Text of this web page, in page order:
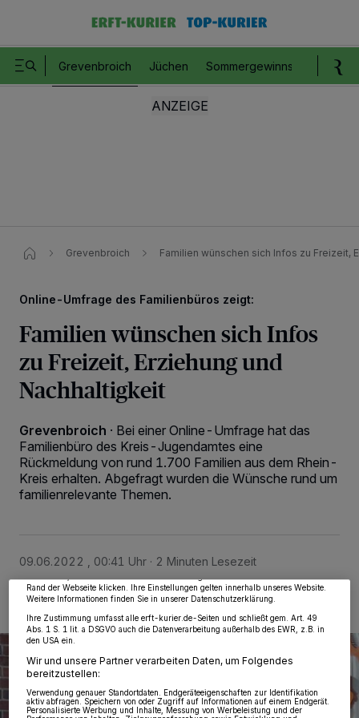
Grevenbroich Jüchen Sommergewinnspiel
Grevenbroich Familien wünschen sich Infos zu Freizeit,
Online-Umfrage des Familienbüros zeigt:
Familien wünschen sich Infos
zu Freizeit, Erziehung und
Nachhaltigkeit
Grevenbroich · Bei einer Online-Umfrage hat das
Familienbüro des Kreis-Jugendamtes eine
Rückmeldung von rund 1.700 Familien aus dem Rhein-
Kreis erhalten. Abgefragt wurden die Wünsche rund um
familienrelevante Themen.
09.06.2022 , 00:41 Uhr 2 Minuten Lesezeit
Wir und unsere218 -Partner speichern und greifen auf personenbezogene Daten
wieder aufrufen, um Ihre Einstellungen zu ändern oder Ihre Einwilligung zu
Rand der Webseite klicken. Ihre Einstellungen gelten innerhalb unseres Website.
Weitere Informationen finden Sie in unserer Datenschutzerklärung.
Ihre Zustimmung umfasst alle erft-kurier.de-Seiten und schließt gem. Art. 49
Abs. 1 S. 1 lit. a DSGVO auch die Datenverarbeitung außerhalb des EWR, z.B. in
den USA ein.
Wir und unsere Partner verarbeiten Daten, um Folgendes
bereitzustellen:
Verwendung genauer Standortdaten. Endgeräteeigenschaften zur Identifikation
aktiv abfragen. Speichern von oder Zugriff auf Informationen auf einem Endgerät.
Personalisierte Werbung und Inhalte, Messung von Werbeleistung und der